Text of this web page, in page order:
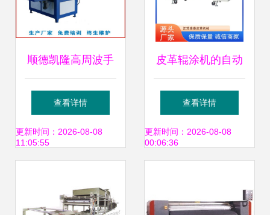
顺德凯隆高周波手
提包压纹机 皮革真
皮高频压花工艺的
查看详情
更新时间：2026-08-08
11:05:55
皮革辊涂机的自动
化革命 引领超纤革
覆膜熨平生产新篇
查看详情
更新时间：2026-08-08
00:06:36